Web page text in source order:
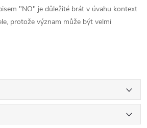
"NO" je důležité brát v úvahu kontext
protože význam může být velmi